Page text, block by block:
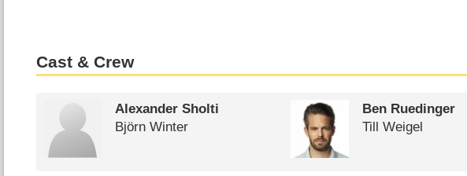
Cast & Crew
Alexander Sholti
Björn Winter
Ben Ruedinger
Till Weigel